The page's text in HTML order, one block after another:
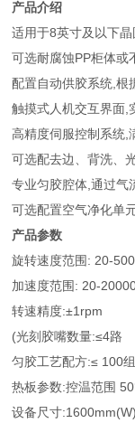
产品介绍
适用于8英寸及以下
可选耐腐蚀PP柜体或
配置自动供胶系统,根
触摸式人机交互界面,
高精度伺服控制系统,
可选配去边、背洗、
专业匀胶腔体,通过气
可选配置空气净化单
产品参数
旋转速度范围: 20-
加速度范围: 20-
转速精度:±1rpm
(光刻胶嘴数量:≤4路
匀胶工艺配方:≤ 100
热板参数:控温范围
设备尺寸